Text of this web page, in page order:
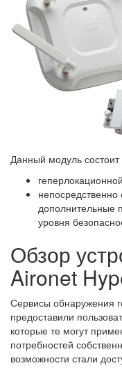
Данный модуль состоит
дополнительные
уровня
Обзор
Aironet
Сервисы обнаружения
предоставили
которые те могут
потребностей
возможности стали